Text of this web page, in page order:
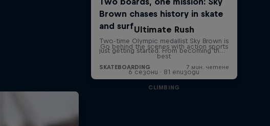
Ultimate Rush
Go behind the scenes with action sports
best
6 сезони · 81 епизоди
CLIMBING